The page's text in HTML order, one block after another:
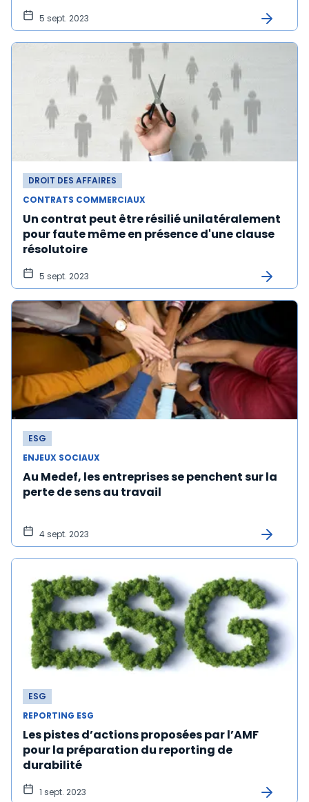
5 sept. 2023
DROIT DES AFFAIRES
CONTRATS COMMERCIAUX
Un contrat peut être résilié unilatéralement
pour faute même en présence d'une clause
résolutoire
5 sept. 2023
ESG
ENJEUX SOCIAUX
Au Medef, les entreprises se penchent sur la
perte de sens au travail
4 sept. 2023
ESG
REPORTING ESG
Les pistes d’actions proposées par l’AMF
pour la préparation du reporting de
durabilité
1 sept. 2023